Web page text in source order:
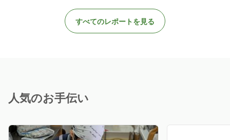
すべてのレポートを見る
人気のお手伝い